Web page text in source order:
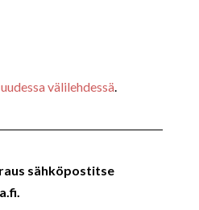
välilehdessä.
sähköpostitse